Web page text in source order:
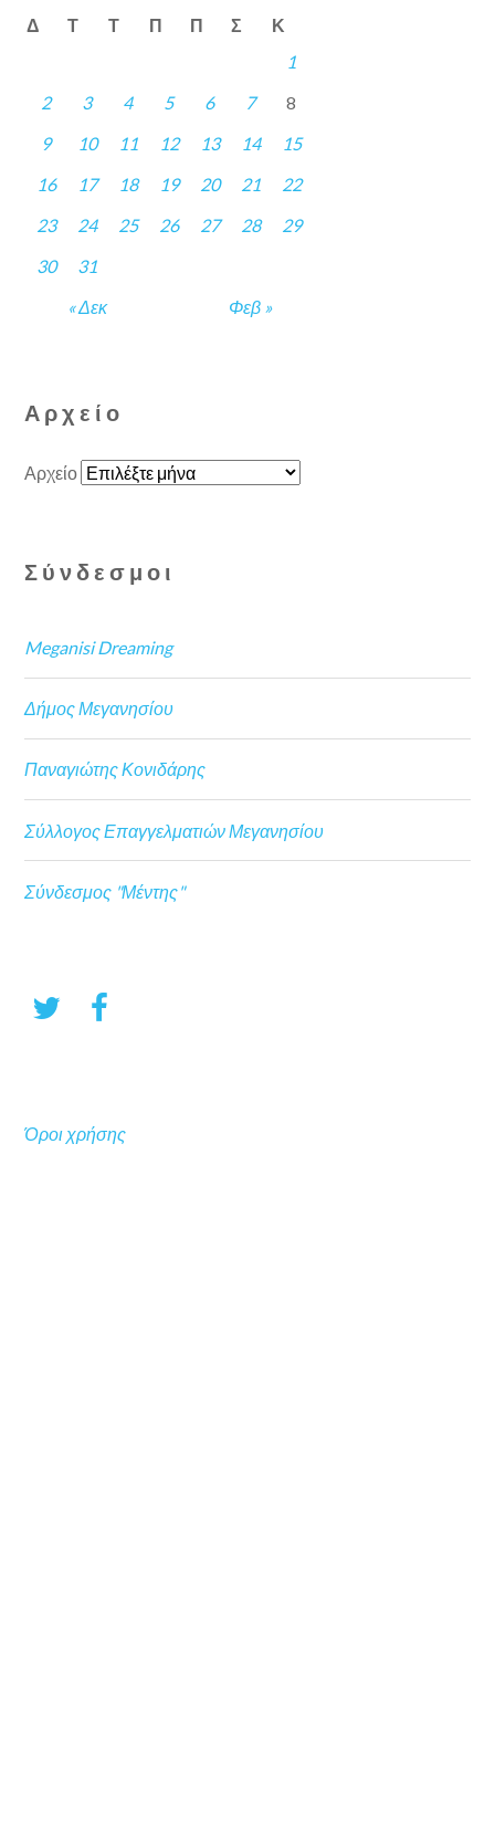
Δ Τ Τ Π Π Σ Κ
« Δεκ Φεβ »
1
2
3 4 5 6 7
8
9
10 11 12 13 14
15
16
17 18 19 20 21
22
23
24 25 26 27 28
29
30
31
Αρχείο
Αρχείο
Σύνδεσμοι
Meganisi Dreaming
Δήμος Μεγανησίου
Παναγιώτης Κονιδάρης
Σύλλογος Επαγγελματιών Μεγανησίου
Σύνδεσμος "Μέντης"
Όροι χρήσης